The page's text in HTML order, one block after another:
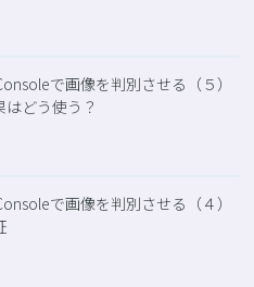
で画像を判別させる（５）
どう使う？
で画像を判別させる（４）